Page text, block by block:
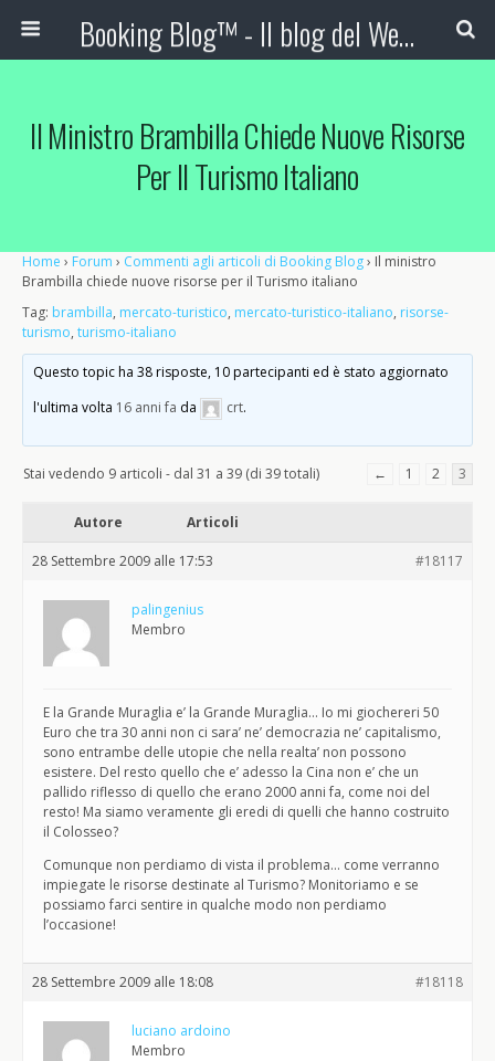
Booking Blog™ - Il blog del Web Marketing Turistico
Il Ministro Brambilla Chiede Nuove Risorse
Per Il Turismo Italiano
Home › Forum › Commenti agli articoli di Booking Blog› Il ministro
Brambilla chiede nuove risorse per il Turismo italiano
Tag: brambilla, mercato-turistico, mercato-turistico-italiano, risorse-
turismo, turismo-italiano
Questo topic ha 38 risposte, 10 partecipanti ed è stato aggiornato
l'ultima volta 16 anni fa da crt.
Stai vedendo 9 articoli - dal 31 a 39 (di 39 totali) ← 1 2 3
Autore Articoli
28 Settembre 2009 alle 17:53 #18117
palingenius
Membro
E la Grande Muraglia e’ la Grande Muraglia… Io mi giochereri 50
Euro che tra 30 anni non ci sara’ ne’ democrazia ne’ capitalismo,
sono entrambe delle utopie che nella realta’ non possono
esistere. Del resto quello che e’ adesso la Cina non e’ che un
pallido riflesso di quello che erano 2000 anni fa, come noi del
resto! Ma siamo veramente gli eredi di quelli che hanno costruito
il Colosseo?
Comunque non perdiamo di vista il problema… come verranno
impiegate le risorse destinate al Turismo? Monitoriamo e se
possiamo farci sentire in qualche modo non perdiamo
l’occasione!
28 Settembre 2009 alle 18:08 #18118
luciano ardoino
Membro